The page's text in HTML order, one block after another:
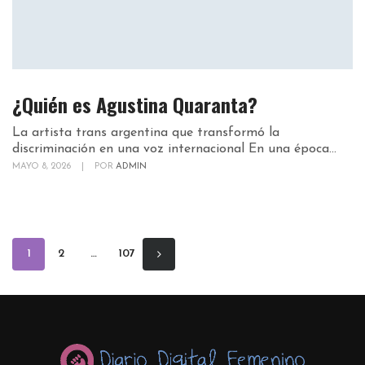
¿Quién es Agustina Quaranta?
La artista trans argentina que transformó la
discriminación en una voz internacional En una época...
MAYO 8, 2026 POR ADMIN
1 2 … 107